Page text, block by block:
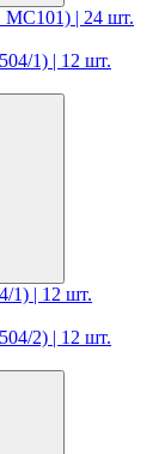
| 24 шт.
1) | 12 шт.